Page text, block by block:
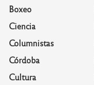
Boxeo
Ciencia
Columnistas
Córdoba
Cultura